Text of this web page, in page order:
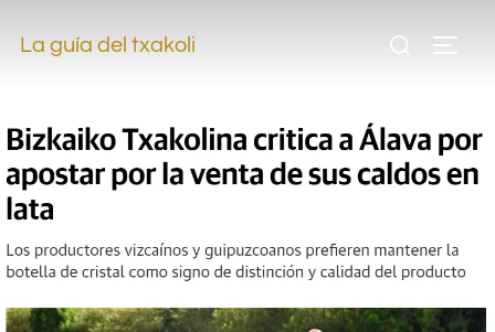
La guía del txakoli